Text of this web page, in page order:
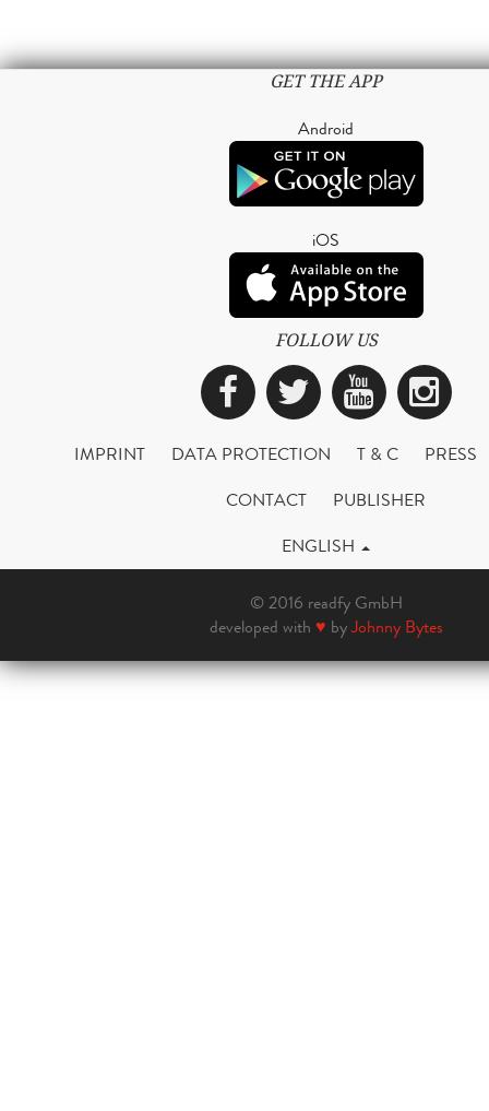
GET THE APP
Android
iOS
FOLLOW US
Facebook
Twitter
IMPRINT DATA PROTECTION T & C
PRESS
CONTACT
PUBLISHER
ENGLISH
© 2016 readfy GmbH
developed with ♥ byJohnny Bytes